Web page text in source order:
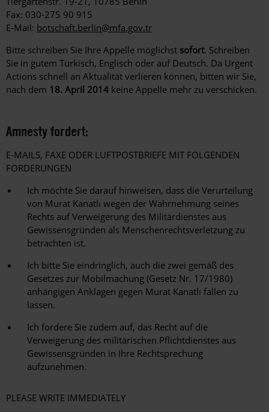
Fax: 030-275 90 915
E-Mail: botschaft.berlin@mfa.gov.tr
Bitte schreiben Sie Ihre Appelle möglichst sofort. Schreiben
Sie in gutem Türkisch, Englisch oder auf Deutsch. Da Urgent
Actions schnell an Aktualität verlieren können, bitten wir Sie,
nach dem 18. April 2014 keine Appelle mehr zu verschicken.
Amnesty fordert:
E-MAILS, FAXE ODER LUFTPOSTBRIEFE MIT FOLGENDEN
FORDERUNGEN
Ich möchte Sie darauf hinweisen, dass die Verurteilung
von Murat Kanatlı wegen der Wahrnehmung seines
Rechts auf Verweigerung des Militärdienstes aus
Gewissensgründen als Menschenrechtsverletzung zu
betrachten ist.
Ich bitte Sie eindringlich, auch die zwei gemäß des
Gesetzes zur Mobilmachung (Gesetz Nr. 17/1980)
anhängigen Anklagen gegen Murat Kanatlı fallen zu
lassen.
Ich fordere Sie zudem auf, das Recht auf die
Verweigerung des militärischen Pflichtdienstes aus
Gewissensgründen in Ihre Rechtsprechung
aufzunehmen.
PLEASE WRITE IMMEDIATELY